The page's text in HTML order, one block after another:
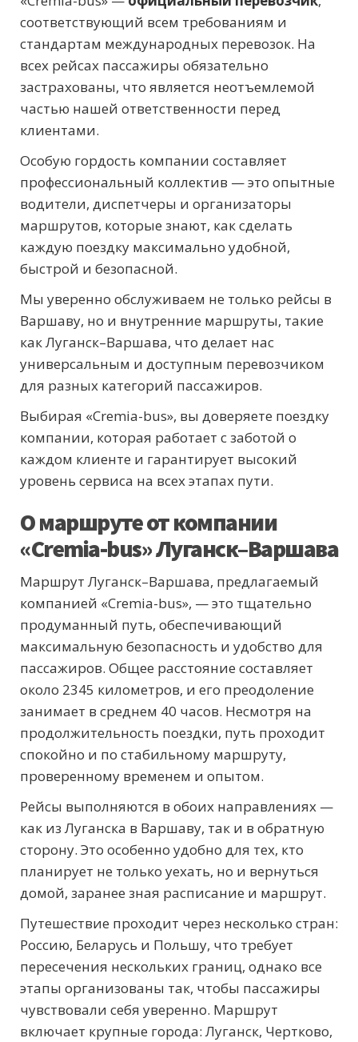
соответствующий всем требованиям и
стандартам международных перевозок. На
всех рейсах пассажиры обязательно
застрахованы, что является неотъемлемой
частью нашей ответственности перед
клиентами.
Особую гордость компании составляет
профессиональный коллектив — это опытные
водители, диспетчеры и организаторы
маршрутов, которые знают, как сделать
каждую поездку максимально удобной,
быстрой и безопасной.
Мы уверенно обслуживаем не только рейсы в
Варшаву, но и внутренние маршруты, такие
как Луганск–Варшава, что делает нас
универсальным и доступным перевозчиком
для разных категорий пассажиров.
Выбирая «Cremia-bus», вы доверяете поездку
компании, которая работает с заботой о
каждом клиенте и гарантирует высокий
уровень сервиса на всех этапах пути.
О маршруте от компании
«Cremia-bus» Луганск–Варшава
Маршрут Луганск–Варшава, предлагаемый
компанией «Cremia-bus», — это тщательно
продуманный путь, обеспечивающий
максимальную безопасность и удобство для
пассажиров. Общее расстояние составляет
около 2345 километров, и его преодоление
занимает в среднем 40 часов. Несмотря на
продолжительность поездки, путь проходит
спокойно и по стабильному маршруту,
проверенному временем и опытом.
Рейсы выполняются в обоих направлениях —
как из Луганска в Варшаву, так и в обратную
сторону. Это особенно удобно для тех, кто
планирует не только уехать, но и вернуться
домой, заранее зная расписание и маршрут.
Путешествие проходит через несколько стран:
Россию, Беларусь и Польшу, что требует
пересечения нескольких границ, однако все
этапы организованы так, чтобы пассажиры
чувствовали себя уверенно. Маршрут
включает крупные города: Луганск, Чертково,